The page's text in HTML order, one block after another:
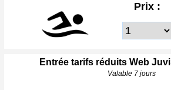
Prix :
Entrée tarifs réduits Web
Valable 7 jours